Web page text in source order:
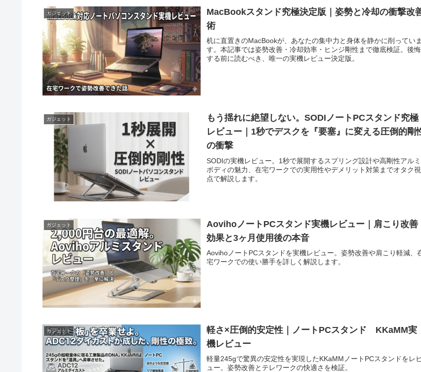
ガジェット
MacBookスタンド究極決定版｜姿勢と冷却の衝撃改
術
机に直置きのMacBookが、あなたの集中力と身体を静かに削っていま
す。本記事では姿勢改善・冷却効率・ヒンジ剛性まで徹底検証。後悔
する前に読むべき、唯一の実機レビュー決定版。
ガジェット
もう揺れに絶望しない。SODIノートPCスタンド究極
レビュー｜1秒でデスクを『要塞』に変える圧倒的剛
の衝撃
SODIの実機レビュー。1秒で展開するスプリング設計や高剛性アルミ
ボディの魅力、在宅ワークでの実用性やデメリット対策までオタク視
点で解説します。
ガジェット
AovihoノートPCスタンド実機レビュー｜肩こり改善
効果と3ヶ月使用後の本音
AovihoノートPCスタンドを実機レビュー。姿勢改善や肩こり軽減、
宅ワークでの使い勝手を詳しく解説します。
ガジェット
軽さ×圧倒的安定性｜ノートPCスタンド KKaMM実
機レビュー
軽量245gで驚異の安定性を実現したKKaMMノートPCスタンドをレ
ュー。姿勢改善とテレワークの快適さを検証。